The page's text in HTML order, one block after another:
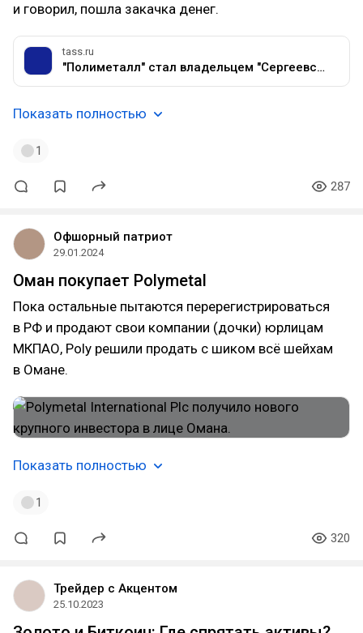
и говорил, пошла закачка денег.
tass.ru
"Полиметалл" стал владельцем "Сергеевской ГГК"
Показать полностью
1
287
Офшорный патриот
29.01.2024
Оман покупает Polymetal
Пока остальные пытаются перерегистрироваться
в РФ и продают свои компании (дочки) юрлицам
МКПАО, Poly решили продать с шиком всё шейхам
в Омане.
Показать полностью
1
320
Трейдер с Акцентом
25.10.2023